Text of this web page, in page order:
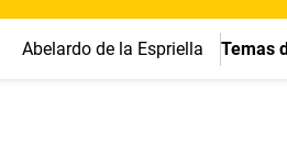
Abelardo de la Espriella Temas